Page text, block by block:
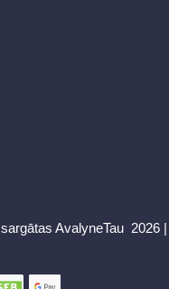
AvalyneTau 2026 |